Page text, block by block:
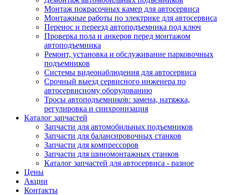
Монтаж покрасочных камер для автосервиса
Монтажные работы по электрике для автосервиса
Перенос и переезд автоподъемника под ключ
Проверка пола и анкеров перед монтажом
автоподъемника
Ремонт, установка и обслуживание парковочных
подъемников
Системы видеонаблюдения для автосервиса
Срочный выезд сервисного инженера по
автосервисному оборудованию
Тросы автоподъемников: замена, натяжка,
регулировка и синхронизация
Каталог запчастей
Запчасти для автомобильных подъемников
Запчасти для балансировочных станков
Запчасти для компрессоров
Запчасти для шиномонтажных станков
Каталог запчастей для автосервиса - разное
Цены
Акции
Контакты